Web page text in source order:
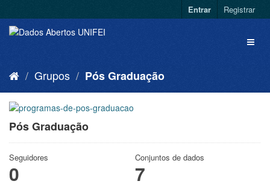
Entrar Registrar
Grupos Pós Graduação
Pós Graduação
Seguidores
0
Conjuntos de dados
7